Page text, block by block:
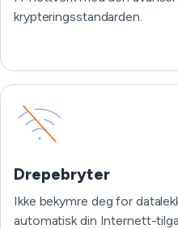
krypteringsstandarden.
Drepebryter
Ikke bekymre deg for
automatisk din Internett-